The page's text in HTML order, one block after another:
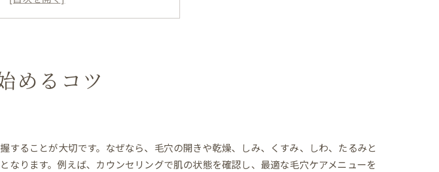
エステの組み合わせポイント
テの頻度と肌変化の関係性
目安と無理なく続ける方法
習慣で肌の調子を整える秘訣
めるコツ
ることが大切です。なぜなら、毛穴の開きや乾燥、しみ、くすみ、しわ、たるみと
ります。例えば、カウンセリングで肌の状態を確認し、最適な毛穴ケアメニューを